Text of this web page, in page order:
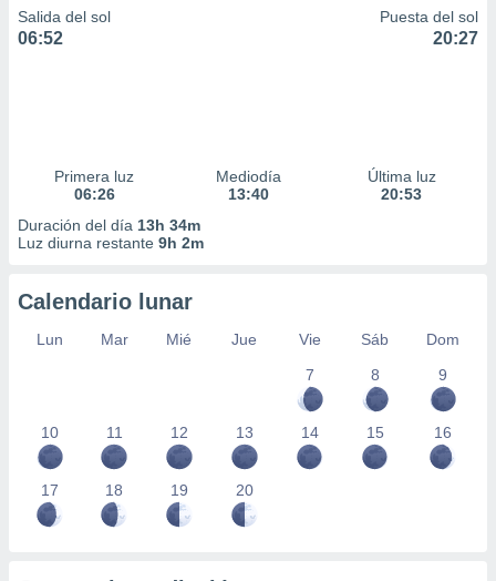
Salida del sol
06:52
Puesta del sol
20:27
Primera luz
06:26
Mediodía
13:40
Última luz
20:53
Duración del día 13h 34m
Luz diurna restante 9h 2m
Calendario lunar
Lun Mar Mié Jue Vie Sáb
Dom
7
8 9
10 11 12 13 14 15 16
17 18 19 20